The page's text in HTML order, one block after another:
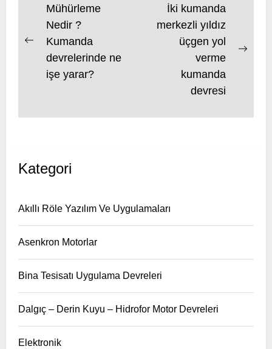
Yazı
gezinmesi
Previous
Mühürleme
Nedir ?
Kumanda
devrelerinde ne
işe yarar?
İki kumanda
merkezli yıldız
üçgen yol
verme
kumanda
devresi
Kategori
Akıllı Röle Yazılım Ve Uygulamaları
Asenkron Motorlar
Bina Tesisatı Uygulama Devreleri
Dalgıç – Derin Kuyu – Hidrofor Motor Devreleri
Elektronik